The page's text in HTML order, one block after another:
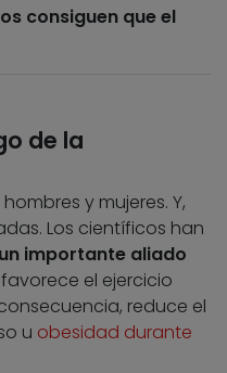
consiguen que el
de la
y mujeres. Y,
Los científicos han
importante aliado
favorece el ejercicio
reduce el
u obesidad durante